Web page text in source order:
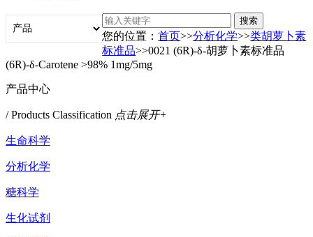
您的位置：首页>>分析化学>>类胡萝卜素
标准品>>0021 (6R)‐δ‐胡萝卜素标准品
(6R)‐δ‐Carotene >98% 1mg/5mg
产品中心
/ Products Classification 点击展开+
生命科学
分析化学
糖科学
生化试剂